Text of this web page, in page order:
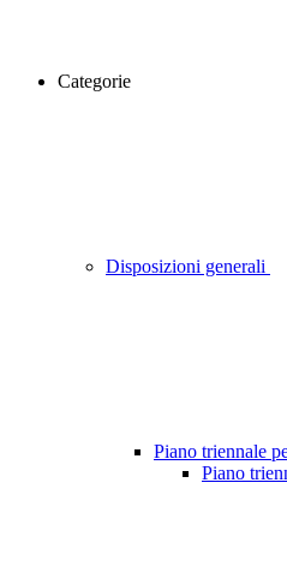
Categorie
Disposizioni generali
Piano triennale
Piano